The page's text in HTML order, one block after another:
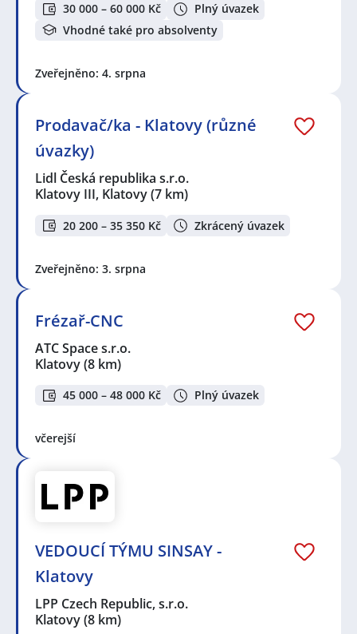
30 000 – 60 000 Kč
Plný úvazek
Vhodné také pro absolventy
Zveřejněno: 4. srpna
Prodavač/ka - Klatovy (různé
úvazky)
Lidl Česká republika s.r.o.
Klatovy III, Klatovy(7 km)
20 200 – 35 350 Kč Zkrácený úvazek
Zveřejněno: 3. srpna
Frézař-CNC
ATC Space s.r.o.
Klatovy(8 km)
45 000 – 48 000 Kč Plný úvazek
včerejší
VEDOUCÍ TÝMU SINSAY -
Klatovy
LPP Czech Republic, s.r.o.
Klatovy(8 km)